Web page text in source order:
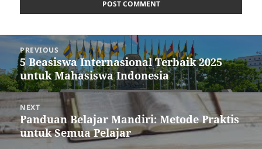
Post
navigation
PREVIOUS
Previous
post:
5 Beasiswa Internasional Terbaik 2025
untuk Mahasiswa Indonesia
NEXT
Next
post:
Panduan Belajar Mandiri: Metode Praktis
untuk Semua Pelajar